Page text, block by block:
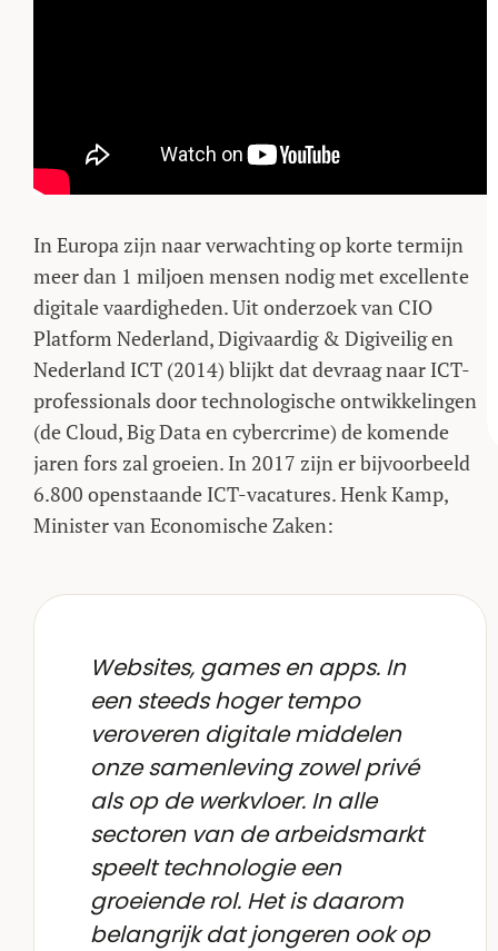
In Europa zijn naar verwachting op korte termijn
meer dan 1 miljoen mensen nodig met excellente
digitale vaardigheden. Uit onderzoek van CIO
Platform Nederland, Digivaardig & Digiveilig en
Nederland ICT (2014) blijkt dat devraag naar ICT-
professionals door technologische ontwikkelingen
(de Cloud, Big Data en cybercrime) de komende
jaren fors zal groeien. In 2017 zijn er bijvoorbeeld
6.800 openstaande ICT-vacatures. Henk Kamp,
Minister van Economische Zaken:
Websites, games en apps. In
een steeds hoger tempo
veroveren digitale middelen
onze samenleving zowel privé
als op de werkvloer. In alle
sectoren van de arbeidsmarkt
speelt technologie een
groeiende rol. Het is daarom
belangrijk dat jongeren ook op